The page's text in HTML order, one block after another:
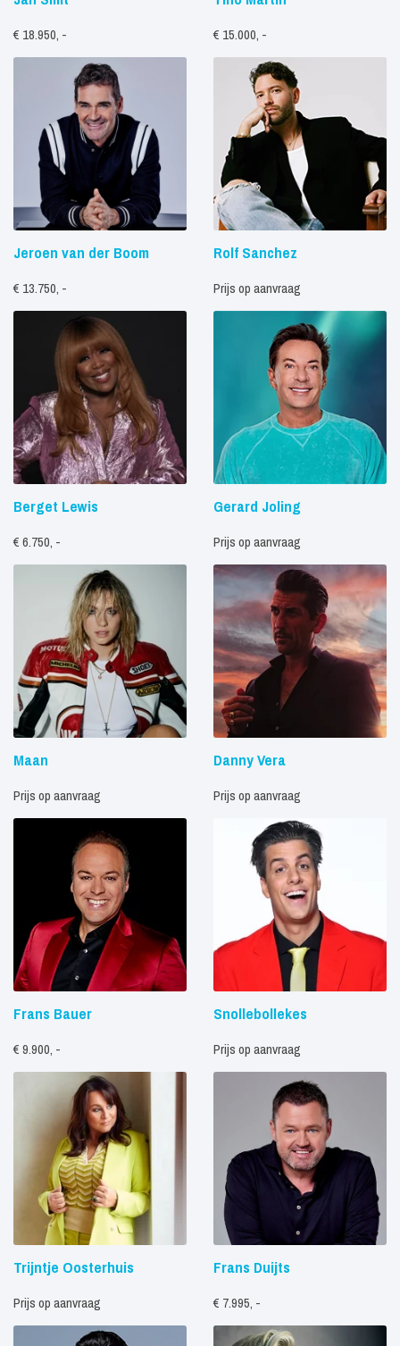
€ 18.950, - € 15.000, -
Jeroen van der Boom
€ 13.750, -
Rolf Sanchez
Prijs op aanvraag
Berget Lewis
€ 6.750, -
Gerard Joling
Prijs op aanvraag
Maan
Prijs op aanvraag
Danny Vera
Prijs op aanvraag
Frans Bauer
€ 9.900, -
Snollebollekes
Prijs op aanvraag
Trijntje Oosterhuis
Prijs op aanvraag
Frans Duijts
€ 7.995, -